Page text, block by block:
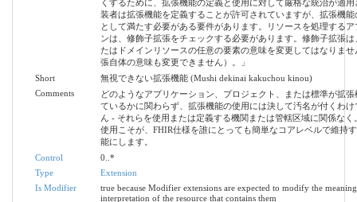
くするために、拡張機能の定義と使用に対して厳格な統治が適
装者は拡張機能を定義することが許可されていますが、拡張機能
として満たす必要がある要件があります。リソースを処理する
ンは、修飾子拡張をチェックする必要があります。修飾子拡張は
たはドメインリソースの任意の要素の意味を変更してはなりませ
張自体の意味も変更できません）。」
Short
無視できない拡張機能 (Mushi dekinai kakuchou kinou)
Comments
どのようなアプリケーション、プロジェクト、または標準が拡
ているかに関わらず、拡張機能の使用には決して汚名が付くわけ
ん - それらを使用または定義する機関または管轄区域に関係なく
使用こそが、FHIR仕様を誰にとっても簡単なコアレベルで維持
能にします。
Control
0..*
Type
Extension
Is Modifier
true because Modifier extensions are expected to modify the
interpretation of the resource that contains them